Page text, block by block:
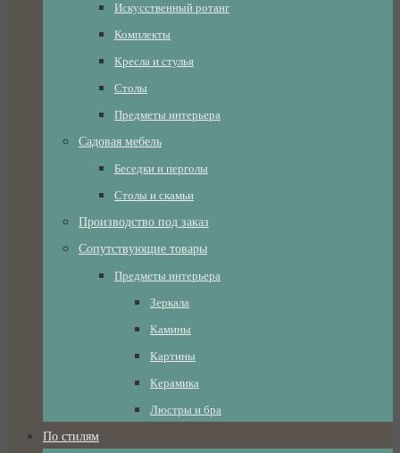
Искусственный ротанг
Комплекты
Кресла и стулья
Столы
Предметы интерьера
Садовая мебель
Беседки и перголы
Столы и скамьи
Производство под заказ
Сопутствующие товары
Предметы интерьера
Зеркала
Камины
Картины
Керамика
Люстры и бра
По стилям